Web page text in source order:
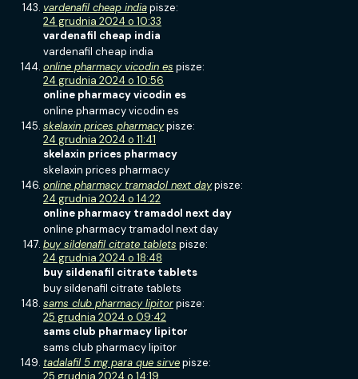
vardenafil cheap indiapisze:
24 grudnia 2024 o 10:33
vardenafil cheap india
vardenafil cheap india
online pharmacy vicodin es pisze:
24 grudnia 2024 o 10:56
online pharmacy vicodin es
online pharmacy vicodin es
skelaxin prices pharmacypisze:
24 grudnia 2024 o 11:41
skelaxin prices pharmacy
skelaxin prices pharmacy
online pharmacy tramadol next daypisze:
24 grudnia 2024 o 14:22
online pharmacy tramadol next day
online pharmacy tramadol next day
buy sildenafil citrate tablets pisze:
24 grudnia 2024 o 18:48
buy sildenafil citrate tablets
buy sildenafil citrate tablets
sams club pharmacy lipitorpisze:
25 grudnia 2024 o 09:42
sams club pharmacy lipitor
sams club pharmacy lipitor
tadalafil 5 mg para que sirvepisze:
25 grudnia 2024 o 14:19